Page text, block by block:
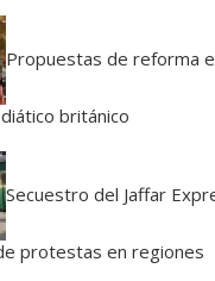
Propuestas de reforma
británico
Secuestro del Jaffar
protestas en regiones